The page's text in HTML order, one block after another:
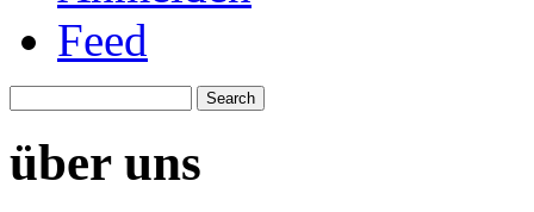
Feed
über uns